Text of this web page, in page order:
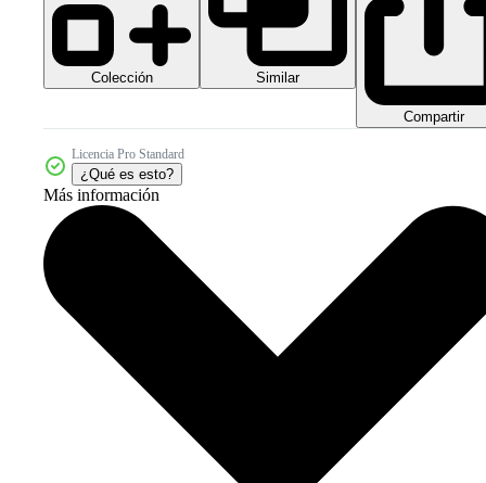
Colección Similar
Compartir
Licencia Pro Standard
¿Qué es esto?
Más información